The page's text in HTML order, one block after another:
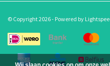
© Copyright 2026 - Powered by